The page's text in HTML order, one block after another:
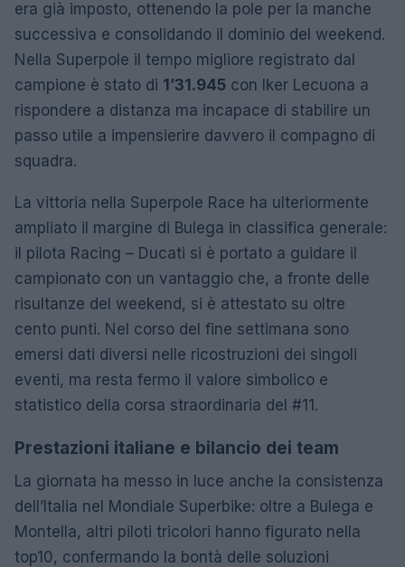
era già imposto, ottenendo la pole per la manche
successiva e consolidando il dominio del weekend.
Nella Superpole il tempo migliore registrato dal
campione è stato di 1’31.945 con Iker Lecuona a
rispondere a distanza ma incapace di stabilire un
passo utile a impensierire davvero il compagno di
squadra.
La vittoria nella Superpole Race ha ulteriormente
ampliato il margine di Bulega in classifica generale:
il pilota Racing – Ducati si è portato a guidare il
campionato con un vantaggio che, a fronte delle
risultanze del weekend, si è attestato su oltre
cento punti. Nel corso del fine settimana sono
emersi dati diversi nelle ricostruzioni dei singoli
eventi, ma resta fermo il valore simbolico e
statistico della corsa straordinaria del #11.
Prestazioni italiane e bilancio dei team
La giornata ha messo in luce anche la consistenza
dell’Italia nel Mondiale Superbike: oltre a Bulega e
Montella, altri piloti tricolori hanno figurato nella
top10, confermando la bontà delle soluzioni